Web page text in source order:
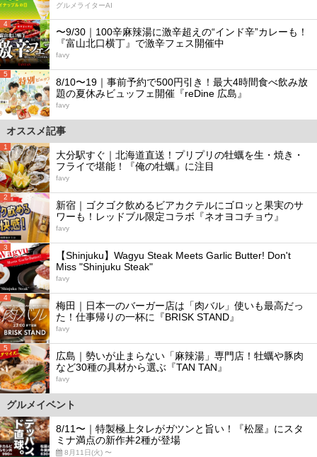
グルメライターAI
4
〜9/30｜100辛麻辣湯に激辛超えの“インド辛”カレーも！
『富山北口横丁』で激辛フェス開催中
favy
5
8/10〜19｜事前予約で500円引き！最大4時間食べ飲み放
題の夏休みビュッフェ開催『reDine 広島』
favy
オススメ記事
1
大分駅すぐ｜北海道直送！プリプリの牡蠣を生・焼き・
フライで堪能！『俺の牡蠣』に注目
favy
2
新宿｜ゴクゴク飲めるビアカクテルにゴロッと果実のサ
ワーも！レッドブル限定コラボ『ネオヨコチョウ』
favy
3
【Shinjuku】Wagyu Steak Meets Garlic Butter! Don't
Miss "Shinjuku Steak"
favy
4
梅田｜日本一のバーガー店は「肉バル」使いも最高だっ
た！仕事帰りの一杯に『BRISK STAND』
favy
5
広島｜勢いが止まらない「麻辣湯」専門店！牡蠣や豚肉
など30種の具材から選ぶ『TAN TAN』
favy
グルメイベント
8/11〜｜特製極上タレがガツンと旨い！『松屋』にスタ
ミナ満点の新作丼2種が登場
8月11日(火) 〜